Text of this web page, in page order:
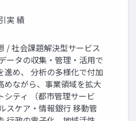
実 績
/ 社会課題解決型サービス
ータの収集・管理・活用で
進め、 分析の多様化で付加
めながら、事業領域を拡大
シティ （都市管理サービ
スケア・情報銀行 移動管